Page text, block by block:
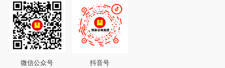
微信公众号 抖音号